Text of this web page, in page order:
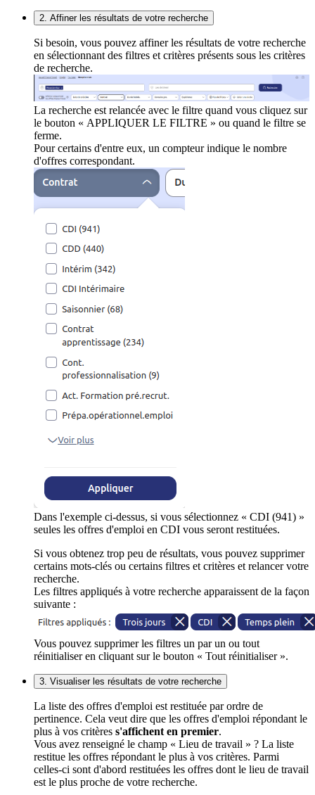
2. Affiner les résultats de votre recherche
Si besoin, vous pouvez affiner les résultats de votre recherche
en sélectionnant des filtres et critères présents sous les critères
de recherche.
La recherche est relancée avec le filtre quand vous cliquez sur
le bouton « APPLIQUER LE FILTRE » ou quand le filtre se
ferme.
Pour certains d'entre eux, un compteur indique le nombre
d'offres correspondant.
Dans l'exemple ci-dessus, si vous sélectionnez « CDI (941) »
seules les offres d'emploi en CDI vous seront restituées.
Si vous obtenez trop peu de résultats, vous pouvez supprimer
certains mots-clés ou certains filtres et critères et relancer votre
recherche.
Les filtres appliqués à votre recherche apparaissent de la façon
suivante :
Vous pouvez supprimer les filtres un par un ou tout
réinitialiser en cliquant sur le bouton « Tout réinitialiser ».
3. Visualiser les résultats de votre recherche
La liste des offres d'emploi est restituée par ordre de
pertinence. Cela veut dire que les offres d'emploi répondant le
plus à vos critères s'affichent en premier.
Vous avez renseigné le champ « Lieu de travail » ? La liste
restitue les offres répondant le plus à vos critères. Parmi
celles-ci sont d'abord restituées les offres dont le lieu de travail
est le plus proche de votre recherche.